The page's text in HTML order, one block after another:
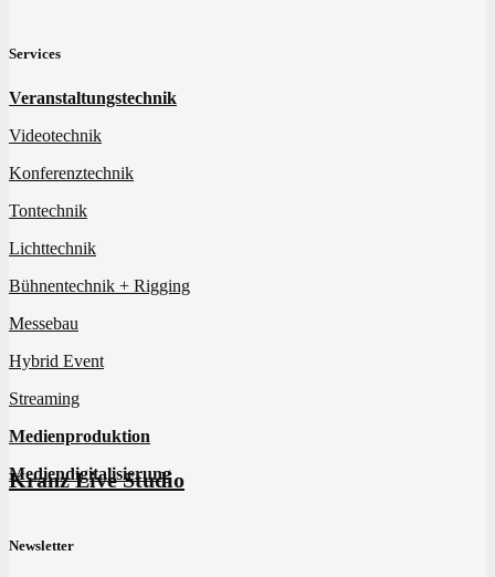
Services
Veranstaltungstechnik
Videotechnik
Konferenztechnik
Tontechnik
Lichttechnik
Bühnentechnik + Rigging
Messebau
Hybrid Event
Streaming
Medienproduktion
Mediendigitalisierung
Kranz Live Studio
Newsletter